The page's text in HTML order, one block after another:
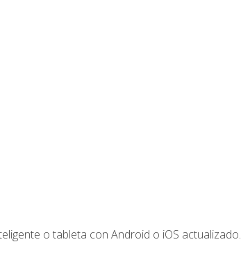
o tableta con Android o iOS actualizado.